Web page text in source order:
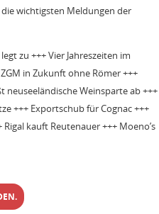
wichtigsten Meldungen der
zu +++ Vier Jahreszeiten im
in Zukunft ohne Römer +++
Weinsparte ab +++
+++ Exportschub für Cognac +++
kauft Reutenauer +++ Moeno’s